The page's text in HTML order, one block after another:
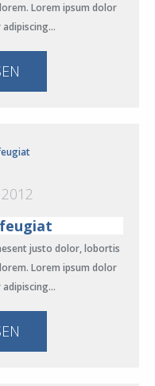
Lorem ipsum dolor
justo dolor, lobortis
Lorem ipsum dolor